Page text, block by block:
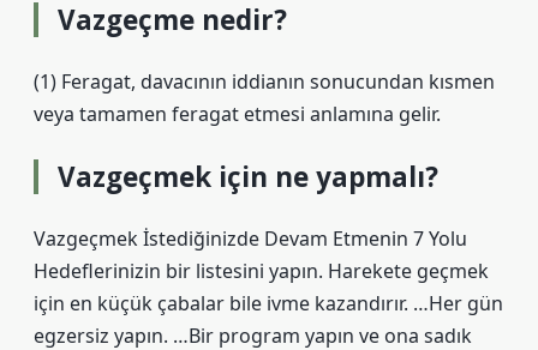
Vazgeçme nedir?
(1) Feragat, davacının iddianın sonucundan kısmen
veya tamamen feragat etmesi anlamına gelir.
Vazgeçmek için ne yapmalı?
Vazgeçmek İstediğinizde Devam Etmenin 7 Yolu
Hedeflerinizin bir listesini yapın. Harekete geçmek
için en küçük çabalar bile ivme kazandırır. …Her gün
egzersiz yapın. …Bir program yapın ve ona sadık